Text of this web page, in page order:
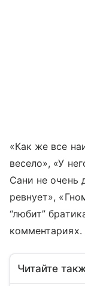
«Как же все
весело», «У
Сани не очень
ревнует»,
“любит”
комментариях.
Читайте